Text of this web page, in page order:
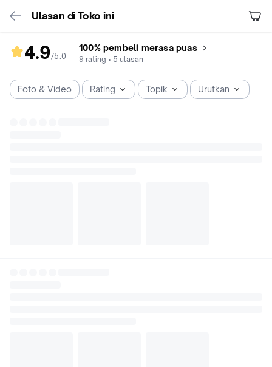
Ulasan di Toko ini
4.9/5.0
rating
4.9
dari
100% pembeli merasa puas
9 rating • 5 ulasan
Foto & Video Rating Topik Urutkan